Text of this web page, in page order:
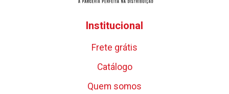
Institucional
Frete grátis
Catálogo
Quem somos